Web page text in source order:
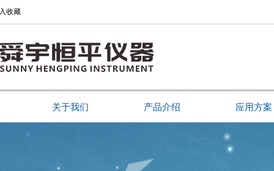
收藏
关于我们 产品介绍 应用方案